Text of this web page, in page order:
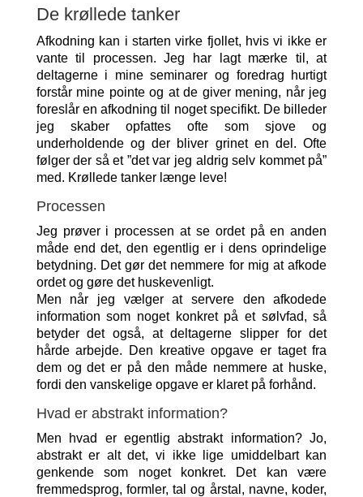
De krøllede tanker
Afkodning kan i starten virke fjollet, hvis vi ikke er
vante til processen. Jeg har lagt mærke til, at
deltagerne i mine seminarer og foredrag hurtigt
forstår mine pointe og at de giver mening, når jeg
foreslår en afkodning til noget specifikt. De billeder
jeg skaber opfattes ofte som sjove og
underholdende og der bliver grinet en del. Ofte
følger der så et ”det var jeg aldrig selv kommet på”
med. Krøllede tanker længe leve!
Processen
Jeg prøver i processen at se ordet på en anden
måde end det, den egentlig er i dens oprindelige
betydning. Det gør det nemmere for mig at afkode
ordet og gøre det huskevenligt.
Men når jeg vælger at servere den afkodede
information som noget konkret på et sølvfad, så
betyder det også, at deltagerne slipper for det
hårde arbejde. Den kreative opgave er taget fra
dem og det er på den måde nemmere at huske,
fordi den vanskelige opgave er klaret på forhånd.
Hvad er abstrakt information?
Men hvad er egentlig abstrakt information? Jo,
abstrakt er alt det, vi ikke lige umiddelbart kan
genkende som noget konkret. Det kan være
fremmedsprog, formler, tal og årstal, navne, koder,